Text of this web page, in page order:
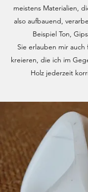
meistens Materialien,
also aufbauend,
Beispiel Ton,
Sie erlauben mir
kreieren, die ich im
Holz jederzeit